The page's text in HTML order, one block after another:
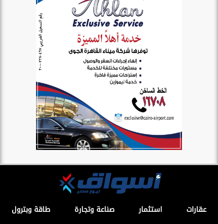
عقارات استثمار صناعة وتجارة طاقة وبترول